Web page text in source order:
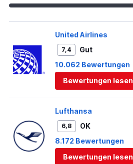
United Airlines
7,4
Gut
10.062 Bewertungen
Bewertungen lesen
Lufthansa
6,8
OK
8.172 Bewertungen
Bewertungen lesen